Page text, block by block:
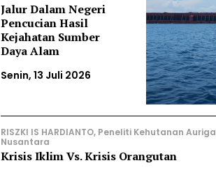
Jalur Dalam Negeri
Pencucian Hasil
Kejahatan Sumber
Daya Alam
Senin, 13 Juli 2026
RISZKI IS HARDIANTO, Peneliti Kehutanan Auriga
Nusantara
Krisis Iklim Vs. Krisis Orangutan